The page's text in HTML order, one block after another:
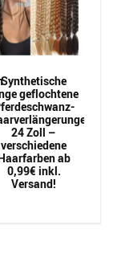
Synthetische
geflochtene
24 Zoll –
verschiedene
ab
0,99€ inkl.
Versand!